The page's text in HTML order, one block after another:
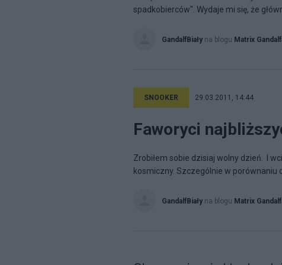
spadkobierców". Wydaje mi się, że
GandalfBiały na blogu Matrix
SNOOKER 29.03.2011, 14:44
Faworyci
Zrobiłem sobie dzisiaj wolny dzień. I
kosmiczny. Szczególnie w porównaniu
GandalfBiały na blogu Matrix